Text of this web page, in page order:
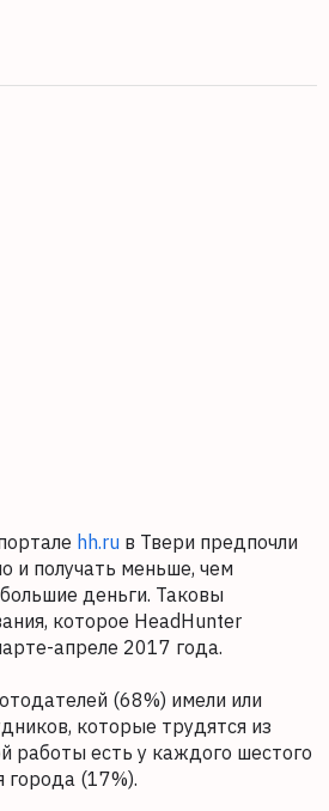
hh.ru в Твери предпочли
и получать меньше, чем
деньги. Таковы
которое HeadHunter
апреле 2017 года.
(68%) имели или
которые трудятся из
работы есть у каждого шестого
(17%).